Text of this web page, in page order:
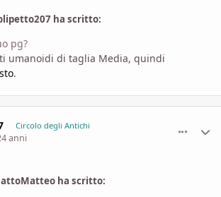
ha scritto:
pg?
umanoidi di taglia Media, quindi
.
Circolo degli Antichi
4 anni
ha scritto: